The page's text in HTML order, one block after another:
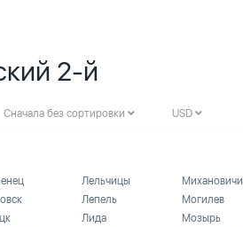
2-й
Сначала без сортировки USD
Лельчицы
Лепель
Лида
Михановичи
Могилев
Мозырь